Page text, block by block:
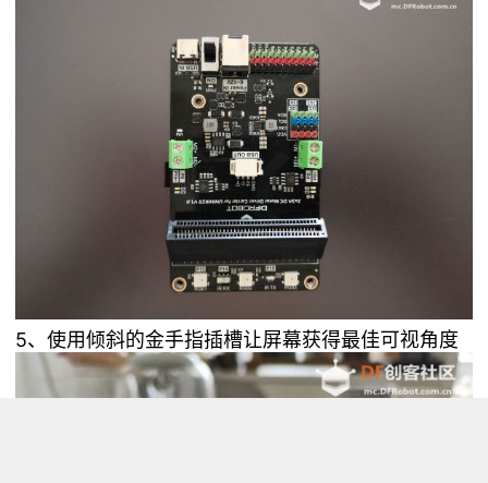
5、使用倾斜的金手指插槽让屏幕获得最佳可视角度